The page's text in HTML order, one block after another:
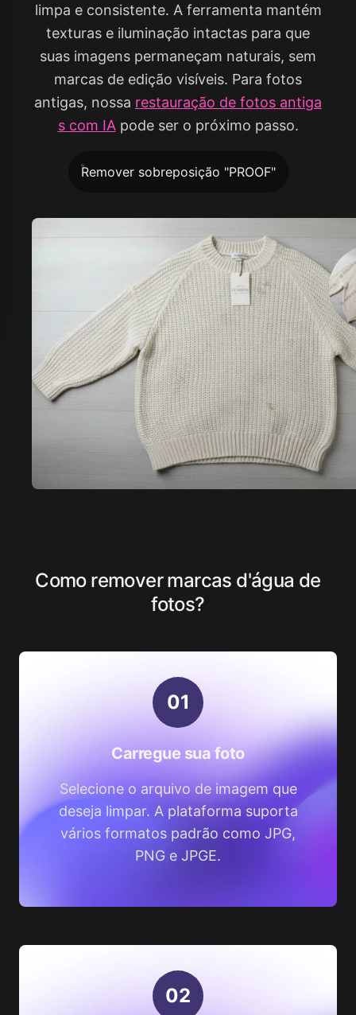
limpa e consistente. A ferramenta mantém
texturas e iluminação intactas para que
suas imagens permaneçam naturais, sem
marcas de edição visíveis. Para fotos
antigas, nossa restauração de fotos antiga
s com IApode ser o próximo passo.
Remover sobreposição "PROOF"
Como remover marcas d'água de
fotos?
01
Carregue sua foto
Selecione o arquivo de imagem que
deseja limpar. A plataforma suporta
vários formatos padrão como JPG,
PNG e JPGE.
02